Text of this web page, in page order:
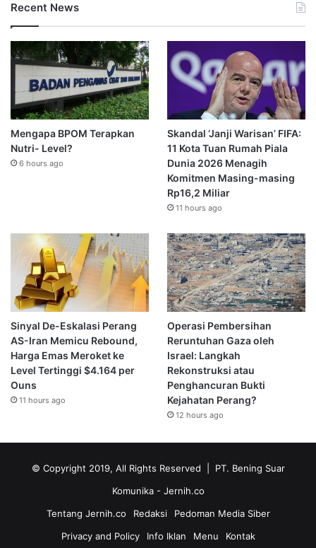
Recent News
Mengapa BPOM Terapkan
Nutri- Level?
6 hours ago
Skandal ‘Janji Warisan’ FIFA:
11 Kota Tuan Rumah Piala
Dunia 2026 Menagih
Komitmen Masing-masing
Rp16,2 Miliar
11 hours ago
Sinyal De-Eskalasi Perang
AS-Iran Memicu Rebound,
Harga Emas Meroket ke
Level Tertinggi $4.164 per
Ouns
11 hours ago
Operasi Pembersihan
Reruntuhan Gaza oleh
Israel: Langkah
Rekonstruksi atau
Penghancuran Bukti
Kejahatan Perang?
12 hours ago
© Copyright 2019, All Rights Reserved | PT. Bening Suar
Komunika - Jernih.co
Tentang Jernih.co
Redaksi
Pedoman Media Siber
Privacy and Policy
Info Iklan Menu Kontak